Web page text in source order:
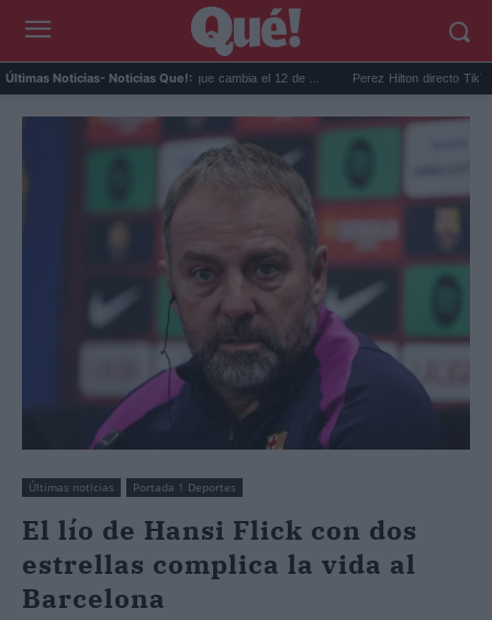
Últimas Noticias- Noticias Que!:
cápsulas de café: lo que cambia el 12 de ... Perez Hilton directo TikTok: quién
Últimas noticias Portada 1 Deportes
El lío de Hansi Flick con dos
estrellas complica la vida al
Barcelona